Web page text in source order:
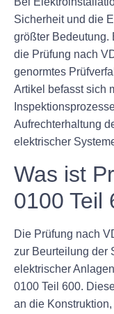
Sicherheit und die
größter Bedeutung.
die Prüfung nach
genormtes
Artikel befasst sich
Aufrechterhaltung
elektrischer
Was ist
0100 Teil
Die Prüfung nach
zur Beurteilung der
elektrischer
0100 Teil 600.
an die